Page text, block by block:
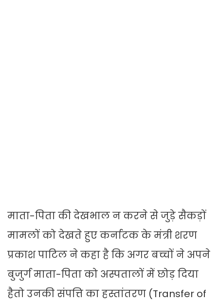
माता-पिता की देखभाल न करने से जुड़े सैकड़ों
मामलों को देखते हुए कर्नाटक के मंत्री शरण
प्रकाश पाटिल ने कहा है कि अगर बच्चों ने अपने
बुजुर्ग माता-पिता को अस्पतालों में छोड़ दिया
हैतो उनकी संपत्ति का हस्तांतरण (Transfer of